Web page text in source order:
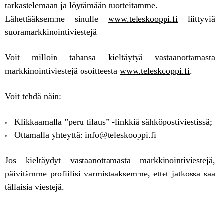
tarkastelemaan ja löytämään tuotteitamme.
Lähettääksemme sinulle www.teleskooppi.fi liittyviä
suoramarkkinointiviestejä
Voit milloin tahansa kieltäytyä vastaanottamasta
markkinointiviestejä osoitteesta www.teleskooppi.fi.
Voit tehdä näin:
Klikkaamalla ”peru tilaus” -linkkiä sähköpostiviestissä;
Ottamalla yhteyttä: info@teleskooppi.fi
Jos kieltäydyt vastaanottamasta markkinointiviestejä,
päivitämme profiilisi varmistaaksemme, ettet jatkossa saa
tällaisia viestejä.